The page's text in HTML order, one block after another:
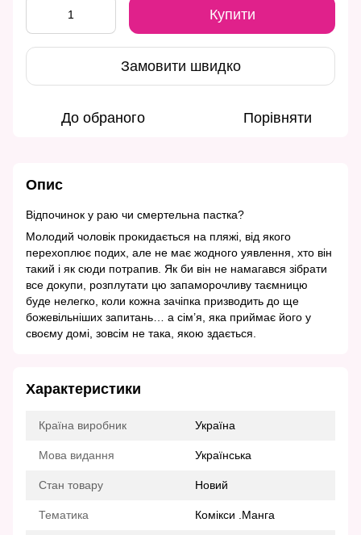
Купити
Замовити швидко
До обраного Порівняти
Опис
Відпочинок у раю чи смертельна пастка?
Молодий чоловік прокидається на пляжі, від якого
перехоплює подих, але не має жодного уявлення, хто він
такий і як сюди потрапив. Як би він не намагався зібрати
все докупи, розплутати цю запаморочливу таємницю
буде нелегко, коли кожна зачіпка призводить до ще
божевільніших запитань… а сім’я, яка приймає його у
своєму домі, зовсім не така, якою здається.
Характеристики
Країна виробник Україна
Мова видання Українська
Стан товару Новий
Тематика Комікси .Манга